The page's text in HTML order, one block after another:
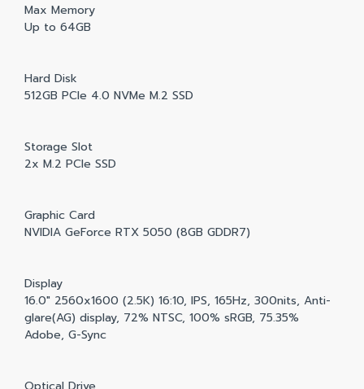
Max Memory
Up to 64GB
Hard Disk
512GB PCIe 4.0 NVMe M.2 SSD
Storage Slot
2x M.2 PCIe SSD
Graphic Card
NVIDIA GeForce RTX 5050 (8GB GDDR7)
Display
16.0" 2560x1600 (2.5K) 16:10, IPS, 165Hz, 300nits, Anti-
glare(AG) display, 72% NTSC, 100% sRGB, 75.35%
Adobe, G-Sync